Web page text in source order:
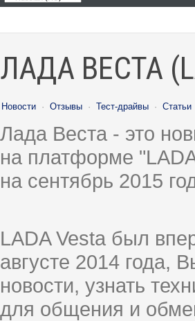
ЛАДА ВЕСТА
Новости · Отзывы · Тест-драйвы · Статьи
Лада Веста - это
на платформе
на сентябрь 2015
LADA Vesta был
августе 2014 года,
новости, узнать
для общения и